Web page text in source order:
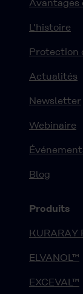
Avantages
L'histoire
Protection
Actualités
Newsletter
Webinaire
Blog
Produits
KURARAY
ELVANOL™
EXCEVAL™